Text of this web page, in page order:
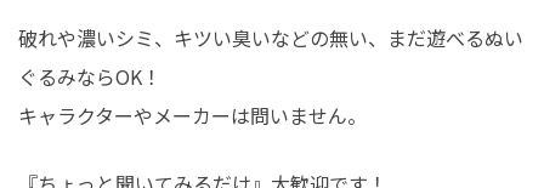
破れや濃いシミ、キツい臭いなどの無い、まだ遊べるぬい
ぐるみならOK！
キャラクターやメーカーは問いません。